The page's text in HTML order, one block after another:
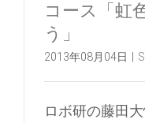
コース「虹
う」
2013年08月04日
ロボ研の藤田大